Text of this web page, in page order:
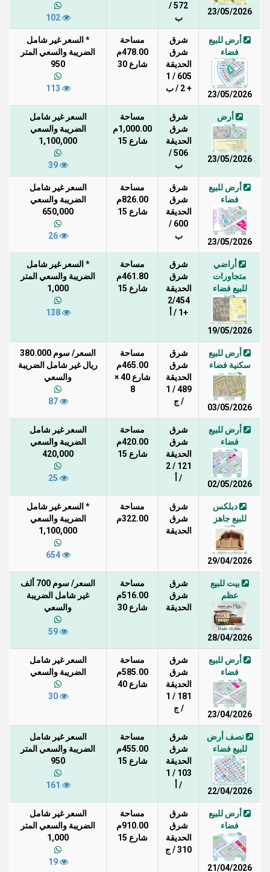
23/05/2026
572 /
ب
102
أرض للبيع
فضاء
23/05/2026
شرق
شرق
الحديقة
605 / 1
+ 2 / ب
مساحة
478.00م
شارع 30
* السعر غير شامل
الضريبة والسعي المتر
950
أرض
23/05/2026
شرق
شرق
الحديقة
506 /
ب
مساحة
1,000.00م
شارع 15
السعر غير شامل
الضريبة والسعي
1,100,000
39
أرض للبيع
فضاء
23/05/2026
شرق
شرق
الحديقة
600 /
ب
مساحة
826.00م
شارع 15
السعر غير شامل
الضريبة والسعي
650,000
26
أراضي
متجاورات
للبيع فضاء
19/05/2026
شرق
شرق
الحديقة
2/454
+1 / أ
مساحة
461.80م
شارع 15
* السعر غير شامل
الضريبة والسعي المتر
1,000
138
أرض للبيع
سكنية فضاء
03/05/2026
شرق
شرق
الحديقة
489 / 1
/ ج
مساحة
465.00م
شارع 40 ×
8
السعر/ سوم 380.000
ريال غير شامل الضريبة
والسعي
87
أرض للبيع
فضاء
02/05/2026
شرق
شرق
الحديقة
121 / 2
/ أ
مساحة
420.00م
شارع 15
السعر غير شامل
الضريبة والسعي
420,000
دبلكس
للبيع جاهز
29/04/2026
شرق
شرق
الحديقة
مساحة
322.00م
* السعر غير شامل
الضريبة والسعي
1,100,000
654
بيت للبيع
عظم
28/04/2026
شرق
شرق
الحديقة
مساحة
516.00م
شارع 30
السعر/ سوم 700 ألف
غير شامل الضريبة
والسعي
59
أرض للبيع
فضاء
23/04/2026
شرق
شرق
الحديقة
181 / 1
/ ج
مساحة
585.00م
شارع 40
السعر غير شامل
الضريبة والسعي
30
نصف أرض
للبيع فضاء
22/04/2026
شرق
شرق
الحديقة
103 / 1
/ أ
مساحة
455.00م
شارع 15
السعر غير شامل
الضريبة والسعي المتر
950
أرض للبيع
فضاء
21/04/2026
شرق
شرق
الحديقة
310 / ج
مساحة
910.00م
شارع 15
السعر غير شامل
الضريبة والسعي المتر
1,000
19